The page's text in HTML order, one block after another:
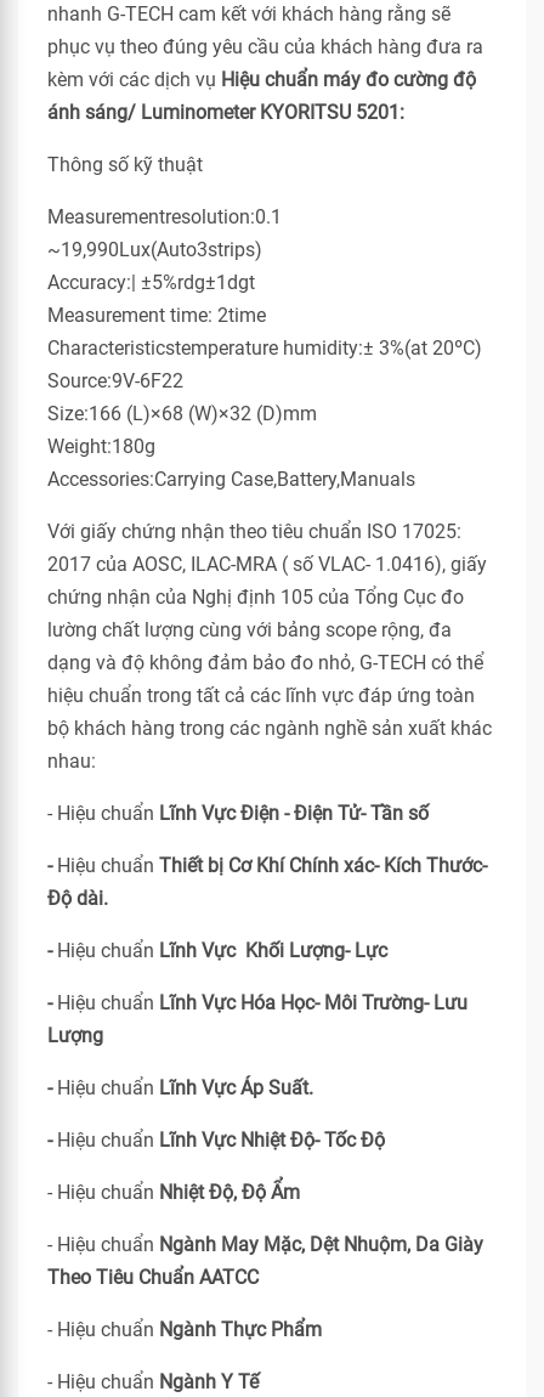
nhanh G-TECH cam kết với khách hàng rằng sẽ
phục vụ theo đúng yêu cầu của khách hàng đưa ra
kèm với các dịch vụ Hiệu chuẩn máy đo cường độ
ánh sáng/ Luminometer KYORITSU 5201:
Thông số kỹ thuật
Measurementresolution:0.1
~19,990Lux(Auto3strips)
Accuracy:| ±5%rdg±1dgt
Measurement time: 2time
Characteristicstemperature humidity:± 3%(at 20ºC)
Source:9V-6F22
Size:166 (L)×68 (W)×32 (D)mm
Weight:180g
Accessories:Carrying Case,Battery,Manuals
Với giấy chứng nhận theo tiêu chuẩn ISO 17025:
2017 của AOSC, ILAC-MRA ( số VLAC- 1.0416), giấy
chứng nhận của Nghị định 105 của Tổng Cục đo
lường chất lượng cùng với bảng scope rộng, đa
dạng và độ không đảm bảo đo nhỏ, G-TECH có thể
hiệu chuẩn trong tất cả các lĩnh vực đáp ứng toàn
bộ khách hàng trong các ngành nghề sản xuất khác
nhau:
- Hiệu chuẩn Lĩnh Vực Điện - Điện Tử- Tần số
- Hiệu chuẩn Thiết bị Cơ Khí Chính xác- Kích Thước-
Độ dài.
- Hiệu chuẩn Lĩnh Vực Khối Lượng- Lực
- Hiệu chuẩn Lĩnh Vực Hóa Học- Môi Trường- Lưu
Lượng
- Hiệu chuẩn Lĩnh Vực Áp Suất.
-Hiệu chuẩn Lĩnh Vực Nhiệt Độ- Tốc Độ
- Hiệu chuẩn Nhiệt Độ, Độ Ẩm
- Hiệu chuẩn Ngành May Mặc, Dệt Nhuộm, Da Giày
Theo Tiêu Chuẩn AATCC
- Hiệu chuẩn Ngành Thực Phẩm
- Hiệu chuẩn Ngành Y Tế